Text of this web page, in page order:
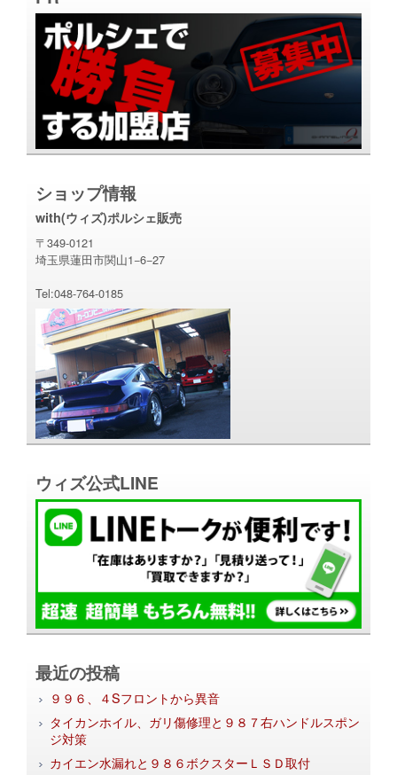
ショップ情報
with(ウィズ)ポルシェ販売
〒349-0121
埼玉県蓮田市関山1−6−27
Tel:048-764-0185
ウィズ公式LINE
最近の投稿
９９６、４Sフロントから異音
タイカンホイル、ガリ傷修理と９８７右ハンドルスポン
ジ対策
カイエン水漏れと９８６ボクスターＬＳＤ取付